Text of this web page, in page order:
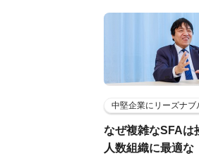
中堅企業にリーズナブ
なぜ複雑なSFAは
人数組織に最適な